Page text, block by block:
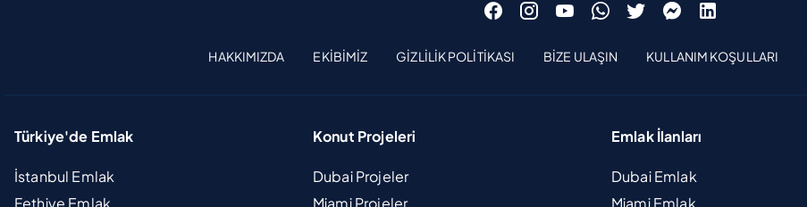
HAKKIMIZDA EKIBIMIZ GIZLILIK POLITIKASI BIZE ULAŞIN KULLANIM KOŞULLARI
Türkiye'de Emlak
İstanbul Emlak
Fethiye Emlak
Konut Projeleri
Dubai Projeler
Miami Projeler
Emlak İlanları
Dubai Emlak
Miami Emlak